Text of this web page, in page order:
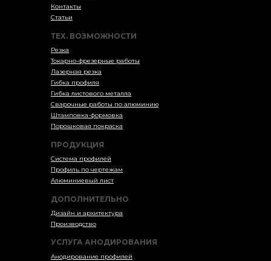
ПРОДУКЦИЯ
Система профилей
Профиль по чертежам
Алюминиевый лист
УСЛУГА АНОДИРОВАНИЯ
Анодирование профилей
ДОПОЛНИТЕЛЬНО
Дизайн и архитектура
Производство
ТЕХ. ВОЗМОЖНОСТИ
Резка
Токарно-фрезерные работы
Лазерная резка
Гибка профиля
Гибка листового металла
Сварочные работы по алюминию
Штамповка-формовка
Порошковая покраска
Контакты
Статьи